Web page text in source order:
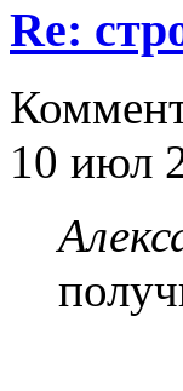
Re:
10 июл